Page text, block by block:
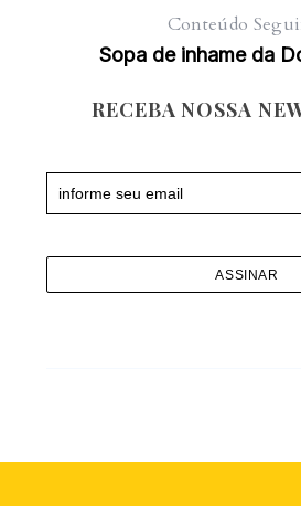
Conteúdo
Sopa de inhame da
RECEBA NOSSA